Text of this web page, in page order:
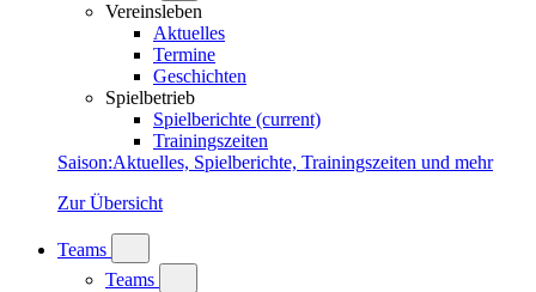
Vereinsleben
Aktuelles
Termine
Geschichten
Spielbetrieb
Spielberichte (current)
Trainingszeiten
Saison:Aktuelles, Spielberichte, Trainingszeiten und mehr
Zur Übersicht
Teams
Teams